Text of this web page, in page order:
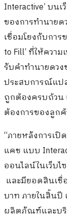
Interactive’ บ
ของการทำนาย
เชื่อมโยงกับการ
to Fill’ ที่ให้คว
รับคำทำนายดว
ประสบการณ์แป
ถูกต้องครบถ้วน
ต้องการของลูก
“ภายหลังการเปิ
แคช แบบ
ออนไลน์ในเว็บ
และมียอดสินเชื่
บาท ภายในสิ้นปี
ผลิตภัณฑ์และบริ